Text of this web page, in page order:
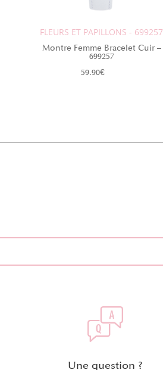
FLEURS ET PAPILLONS - 699257
Montre Femme Bracelet Cuir –
699257
59.90€
Une question ?